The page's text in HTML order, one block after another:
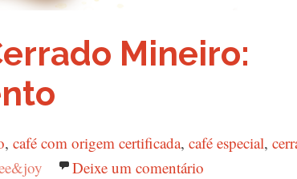
Mineiro:
, café com origem certificada, café especial,
Deixe um comentário